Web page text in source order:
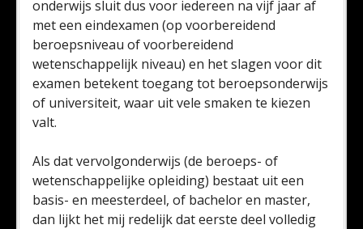
onderwijs sluit dus voor iedereen na vijf jaar af
met een eindexamen (op voorbereidend
beroepsniveau of voorbereidend
wetenschappelijk niveau) en het slagen voor dit
examen betekent toegang tot beroepsonderwijs
of universiteit, waar uit vele smaken te kiezen
valt.
Als dat vervolgonderwijs (de beroeps- of
wetenschappelijke opleiding) bestaat uit een
basis- en meesterdeel, of bachelor en master,
dan lijkt het mij redelijk dat eerste deel volledig